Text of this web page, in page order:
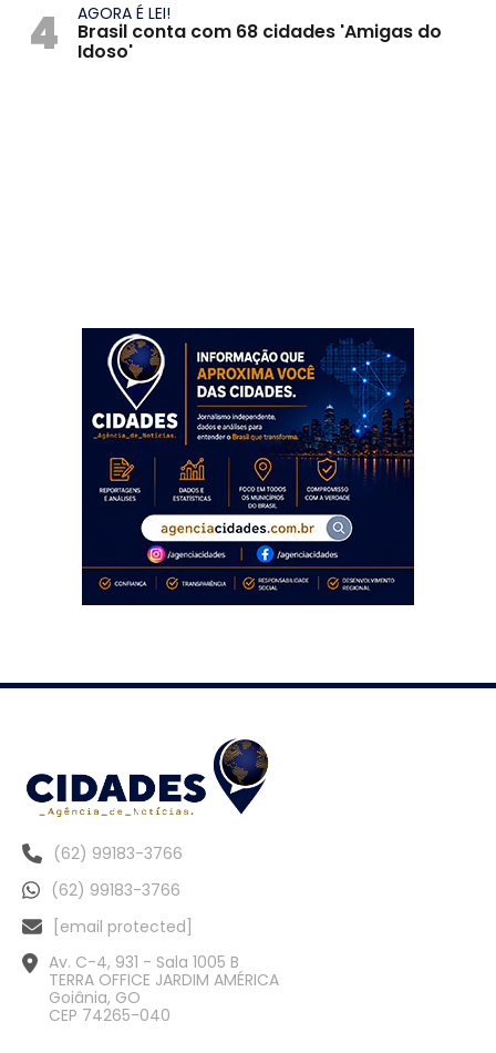
4 AGORA É LEI!
Brasil conta com 68 cidades 'Amigas do
Idoso'
(62) 99183-3766
(62) 99183-3766
[email protected]
Av. C-4, 931 - Sala 1005 B
TERRA OFFICE JARDIM AMÉRICA
Goiânia, GO
CEP 74265-040